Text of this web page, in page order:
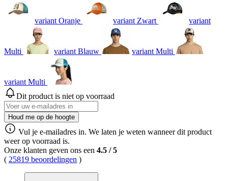
variant Oranje variant Zwart variant
Multi variant Blauw variant Multi
variant Multi
Dit product is niet op voorraad
Houd me op de hoogte
Vul je e-mailadres in. We laten je weten wanneer dit product
weer op voorraad is.
Onze klanten geven ons een 4.5 /5
( 25819 beoordelingen )